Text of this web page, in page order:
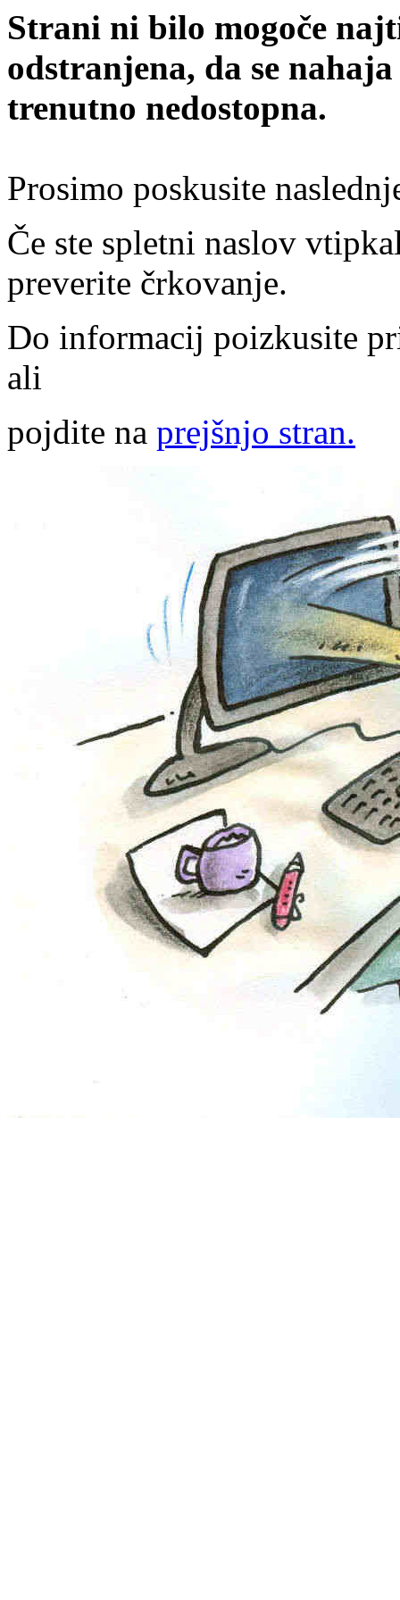
Strani ni bilo mogoče
odstranjena, da se
trenutno nedostopna.
Prosimo poskusite
Če ste spletni naslov
preverite črkovanje.
Do informacij poizkusite
ali
pojdite na prejšnjo stran.